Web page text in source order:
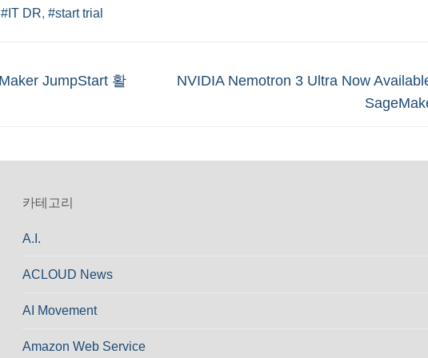
#IT DR, #start trial
JumpStart 활
Next
NVIDIA Nemotron 3 Ultra Now
카테고리
A.I.
ACLOUD News
AI Movement
Amazon Web Service